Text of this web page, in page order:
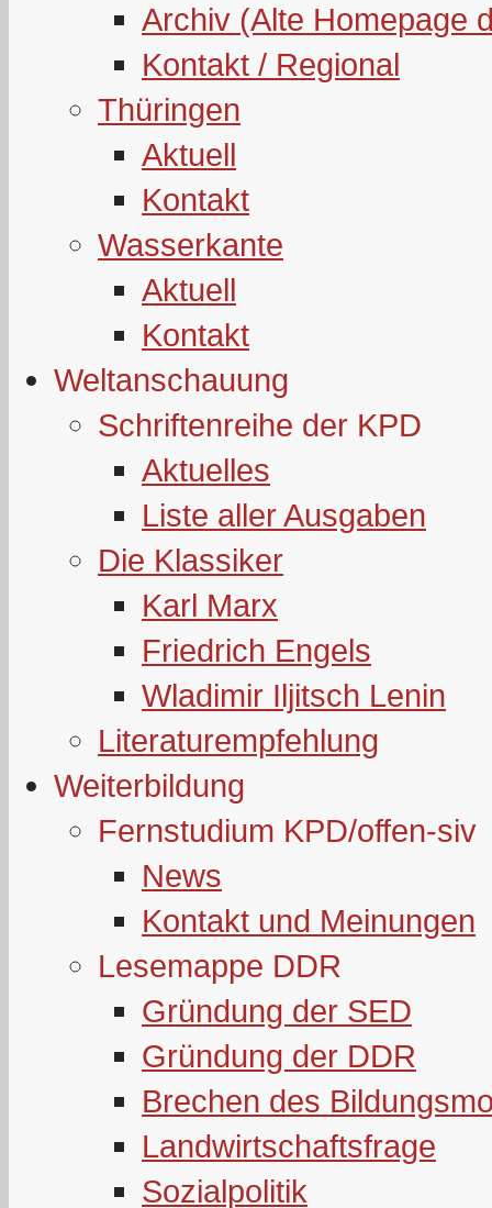
Archiv (Alte Homepage
Kontakt / Regional
Thüringen
Aktuell
Kontakt
Wasserkante
Aktuell
Kontakt
Weltanschauung
Schriftenreihe der KPD
Aktuelles
Liste aller Ausgaben
Die Klassiker
Karl Marx
Friedrich Engels
Wladimir Iljitsch Lenin
Literaturempfehlung
Weiterbildung
Fernstudium KPD/offen-siv
News
Kontakt und Meinungen
Lesemappe DDR
Gründung der SED
Gründung der DDR
Brechen des
Landwirtschaftsfrage
Sozialpolitik